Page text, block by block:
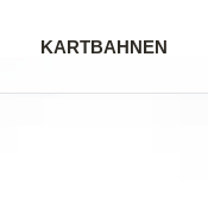
KARTBAHNEN